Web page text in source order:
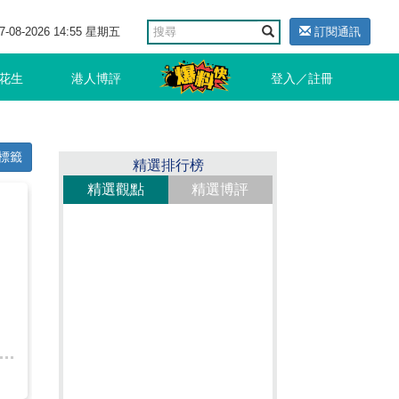
08-2026 14:55 星期五 訂閱通訊
生 港人博評 登入／註冊
籤
精選排行榜
精選觀點
精選博評